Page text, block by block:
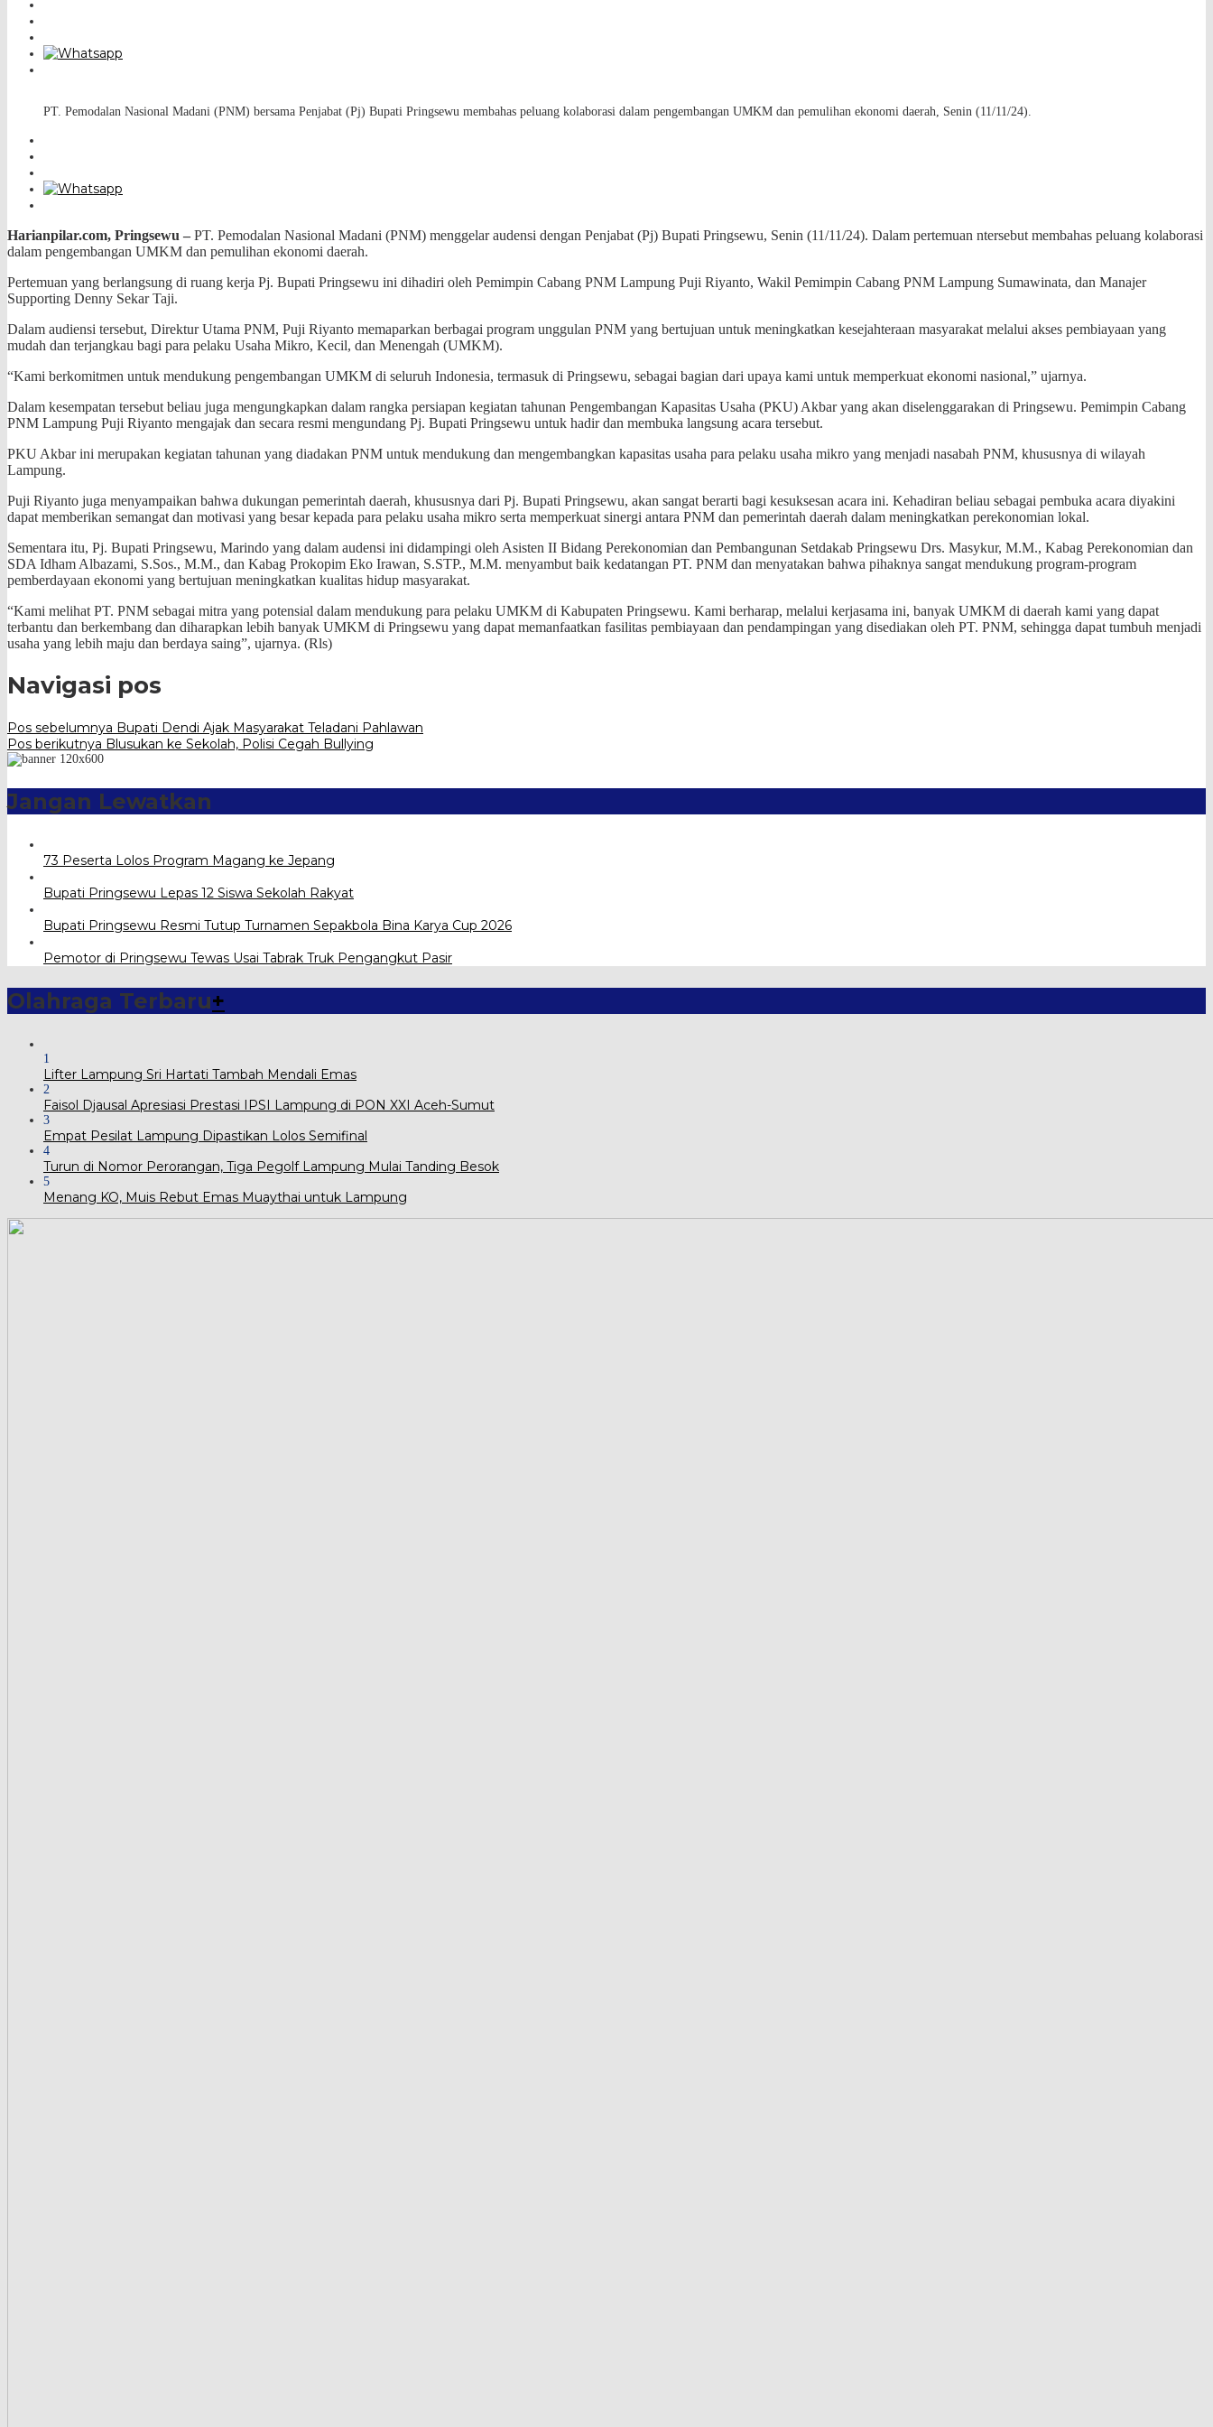
PT. Pemodalan Nasional Madani (PNM) bersama Penjabat (Pj) Bupati Pringsewu membahas peluang kolaborasi dalam pengembangan UMKM dan pemulihan ekonomi daerah, Senin (11/11/24).
Harianpilar.com, Pringsewu – PT. Pemodalan Nasional Madani (PNM) menggelar audensi dengan Penjabat (Pj) Bupati Pringsewu, Senin (11/11/24). Dalam pertemuan ntersebut membahas peluang kolaborasi
dalam pengembangan UMKM dan pemulihan ekonomi daerah.
Pertemuan yang berlangsung di ruang kerja Pj. Bupati Pringsewu ini dihadiri oleh Pemimpin Cabang PNM Lampung Puji Riyanto, Wakil Pemimpin Cabang PNM Lampung Sumawinata, dan Manajer
Supporting Denny Sekar Taji.
Dalam audiensi tersebut, Direktur Utama PNM, Puji Riyanto memaparkan berbagai program unggulan PNM yang bertujuan untuk meningkatkan kesejahteraan masyarakat melalui akses pembiayaan yang
mudah dan terjangkau bagi para pelaku Usaha Mikro, Kecil, dan Menengah (UMKM).
“Kami berkomitmen untuk mendukung pengembangan UMKM di seluruh Indonesia, termasuk di Pringsewu, sebagai bagian dari upaya kami untuk memperkuat ekonomi nasional,” ujarnya.
Dalam kesempatan tersebut beliau juga mengungkapkan dalam rangka persiapan kegiatan tahunan Pengembangan Kapasitas Usaha (PKU) Akbar yang akan diselenggarakan di Pringsewu. Pemimpin Cabang
PNM Lampung Puji Riyanto mengajak dan secara resmi mengundang Pj. Bupati Pringsewu untuk hadir dan membuka langsung acara tersebut.
PKU Akbar ini merupakan kegiatan tahunan yang diadakan PNM untuk mendukung dan mengembangkan kapasitas usaha para pelaku usaha mikro yang menjadi nasabah PNM, khususnya di wilayah
Lampung.
Puji Riyanto juga menyampaikan bahwa dukungan pemerintah daerah, khususnya dari Pj. Bupati Pringsewu, akan sangat berarti bagi kesuksesan acara ini. Kehadiran beliau sebagai pembuka acara diyakini
dapat memberikan semangat dan motivasi yang besar kepada para pelaku usaha mikro serta memperkuat sinergi antara PNM dan pemerintah daerah dalam meningkatkan perekonomian lokal.
Sementara itu, Pj. Bupati Pringsewu, Marindo yang dalam audensi ini didampingi oleh Asisten II Bidang Perekonomian dan Pembangunan Setdakab Pringsewu Drs. Masykur, M.M., Kabag Perekonomian dan
SDA Idham Albazami, S.Sos., M.M., dan Kabag Prokopim Eko Irawan, S.STP., M.M. menyambut baik kedatangan PT. PNM dan menyatakan bahwa pihaknya sangat mendukung program-program
pemberdayaan ekonomi yang bertujuan meningkatkan kualitas hidup masyarakat.
“Kami melihat PT. PNM sebagai mitra yang potensial dalam mendukung para pelaku UMKM di Kabupaten Pringsewu. Kami berharap, melalui kerjasama ini, banyak UMKM di daerah kami yang dapat
terbantu dan berkembang dan diharapkan lebih banyak UMKM di Pringsewu yang dapat memanfaatkan fasilitas pembiayaan dan pendampingan yang disediakan oleh PT. PNM, sehingga dapat tumbuh menjadi
usaha yang lebih maju dan berdaya saing”, ujarnya. (Rls)
Navigasi pos
Pos sebelumnya Bupati Dendi Ajak Masyarakat Teladani Pahlawan
Pos berikutnya Blusukan ke Sekolah, Polisi Cegah Bullying
Jangan Lewatkan
73 Peserta Lolos Program Magang ke Jepang
Bupati Pringsewu Lepas 12 Siswa Sekolah Rakyat
Bupati Pringsewu Resmi Tutup Turnamen Sepakbola Bina Karya Cup 2026
Pemotor di Pringsewu Tewas Usai Tabrak Truk Pengangkut Pasir
Olahraga Terbaru+
1
Lifter Lampung Sri Hartati Tambah Mendali Emas
2
Faisol Djausal Apresiasi Prestasi IPSI Lampung di PON XXI Aceh-Sumut
3
Empat Pesilat Lampung Dipastikan Lolos Semifinal
4
Turun di Nomor Perorangan, Tiga Pegolf Lampung Mulai Tanding Besok
5
Menang KO, Muis Rebut Emas Muaythai untuk Lampung